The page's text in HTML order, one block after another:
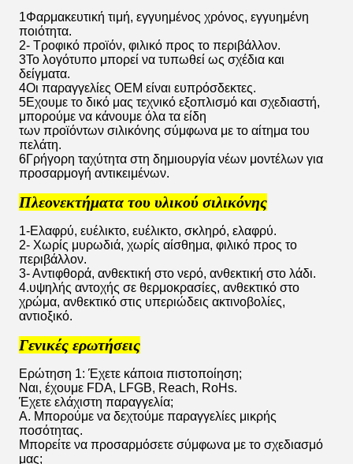
1Φαρμακευτική τιμή, εγγυημένος χρόνος, εγγυημένη
ποιότητα.
2- Τροφικό προϊόν, φιλικό προς το περιβάλλον.
3Το λογότυπο μπορεί να τυπωθεί ως σχέδια και
δείγματα.
4Οι παραγγελίες OEM είναι ευπρόσδεκτες.
5Εχουμε το δικό μας τεχνικό εξοπλισμό και σχεδιαστή,
μπορούμε να κάνουμε όλα τα είδη
των προϊόντων σιλικόνης σύμφωνα με το αίτημα του
πελάτη.
6Γρήγορη ταχύτητα στη δημιουργία νέων μοντέλων για
προσαρμογή αντικειμένων.
Πλεονεκτήματα του υλικού σιλικόνης
1-Ελαφρύ, ευέλικτο, ευέλικτο, σκληρό, ελαφρύ.
2- Χωρίς μυρωδιά, χωρίς αίσθημα, φιλικό προς το
περιβάλλον.
3- Αντιφθορά, ανθεκτική στο νερό, ανθεκτική στο λάδι.
4.υψηλής αντοχής σε θερμοκρασίες, ανθεκτικό στο
χρώμα, ανθεκτικό στις υπεριώδεις ακτινοβολίες,
αντιοξικό.
Γενικές ερωτήσεις
Ερώτηση 1: Έχετε κάποια πιστοποίηση;
Ναι, έχουμε FDA, LFGB, Reach, RoHs.
Έχετε ελάχιστη παραγγελία;
Α. Μπορούμε να δεχτούμε παραγγελίες μικρής
ποσότητας.
Μπορείτε να προσαρμόσετε σύμφωνα με το σχεδιασμό
μας;